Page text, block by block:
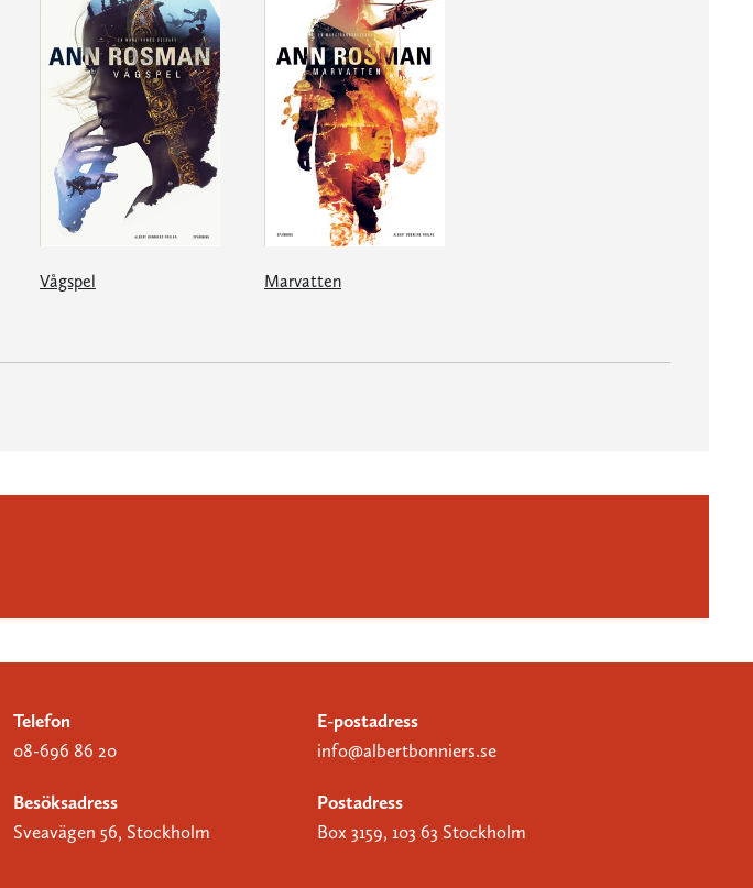
Vågspel Marvatten
Telefon
08-696 86 20
E-postadress
info@albertbonniers.se
Besöksadress
Sveavägen 56, Stockholm
Postadress
Box 3159, 103 63 Stockholm